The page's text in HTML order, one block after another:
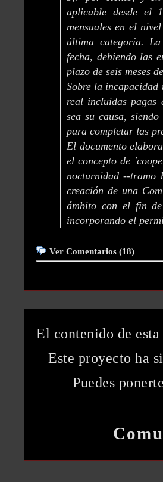
aplicable desde el
mensuales en el
última categoría.
fecha, debiendo las
plazo de seis meses
Sobre la
real incluidas pagas
sea su causa,
para completar las
El documento
el concepto de
nocturnidad --tramo
creación de una
ámbito con el fin
incorporando el
Ver Comentarios (18)
El contenido de
Este proyecto ha
Puedes